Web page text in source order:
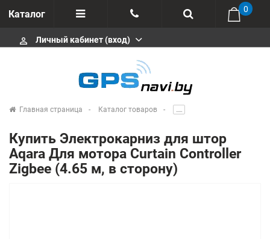
Каталог
Отзывы
+375 291646666
msa333
info@gpsnavi.by
0
perm_identity Личный кабинет (вход)
Главная страница Каталог товаров .....
Купить Электрокарниз для штор
Aqara Для мотора Curtain Controller
Zigbee (4.65 м, в сторону)